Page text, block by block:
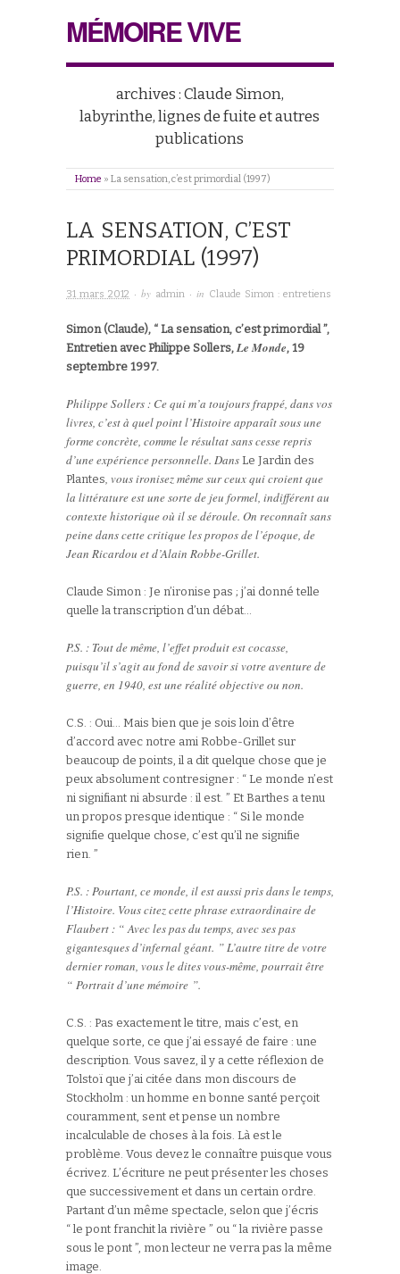
MÉMOIRE VIVE
archives : Claude Simon,
labyrinthe, lignes de fuite et autres
publications
Home » La sensation, c’est primordial (1997)
LA SENSATION, C’EST
PRIMORDIAL (1997)
31 mars 2012 · by admin · in Claude Simon : entretiens
Simon (Claude), “ La sensation, c’est primordial ”,
Entretien avec Philippe Sollers, Le Monde, 19
septembre 1997.
Philippe Sollers : Ce qui m’a toujours frappé, dans vos
livres, c’est à quel point l’Histoire apparaît sous une
forme concrète, comme le résultat sans cesse repris
d’une expérience personnelle. Dans Le Jardin des
Plantes, vous ironisez même sur ceux qui croient que
la littérature est une sorte de jeu formel, indifférent au
contexte historique où il se déroule. On reconnaît sans
peine dans cette critique les propos de l’époque, de
Jean Ricardou et d’Alain Robbe-Grillet.
Claude Simon : Je n’ironise pas ; j’ai donné telle
quelle la transcription d’un débat…
P.S. : Tout de même, l’effet produit est cocasse,
puisqu’il s’agit au fond de savoir si votre aventure de
guerre, en 1940, est une réalité objective ou non.
C.S. : Oui… Mais bien que je sois loin d’être
d’accord avec notre ami Robbe-Grillet sur
beaucoup de points, il a dit quelque chose que je
peux absolument contresigner : “ Le monde n’est
ni signifiant ni absurde : il est. ” Et Barthes a tenu
un propos presque identique : “ Si le monde
signifie quelque chose, c’est qu’il ne signifie
rien. ”
P.S. : Pourtant, ce monde, il est aussi pris dans le temps,
l’Histoire. Vous citez cette phrase extraordinaire de
Flaubert : “ Avec les pas du temps, avec ses pas
gigantesques d’infernal géant. ” L’autre titre de votre
dernier roman, vous le dites vous-même, pourrait être
“ Portrait d’une mémoire ”.
C.S. : Pas exactement le titre, mais c’est, en
quelque sorte, ce que j’ai essayé de faire : une
description. Vous savez, il y a cette réflexion de
Tolstoï que j’ai citée dans mon discours de
Stockholm : un homme en bonne santé perçoit
couramment, sent et pense un nombre
incalculable de choses à la fois. Là est le
problème. Vous devez le connaître puisque vous
écrivez. L’écriture ne peut présenter les choses
que successivement et dans un certain ordre.
Partant d’un même spectacle, selon que j’écris
“ le pont franchit la rivière ” ou “ la rivière passe
sous le pont ”, mon lecteur ne verra pas la même
image.